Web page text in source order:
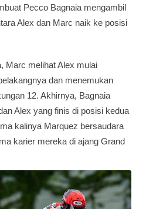
Pecco Bagnaia mengambil
Alex dan Marc naik ke posisi
Marc melihat Alex mulai
dan menemukan
12. Akhirnya, Bagnaia
Alex yang finis di posisi kedua
kalinya Marquez bersaudara
karier mereka di ajang Grand